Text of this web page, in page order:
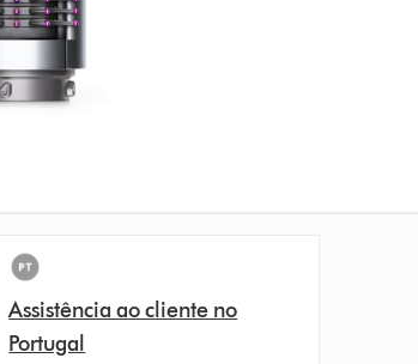
Assistência ao cliente no
Portugal